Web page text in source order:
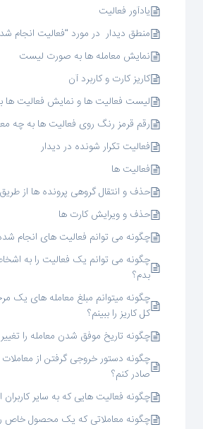
یادآور فعالیت
منطق دیدار در مورد “فعالیت انجام
نمایش معامله ها به صورت لیست
کاریز کارت و کاربرد آن
لیست فعالیت ها و نمایش فعالیت ها
رقم قرمز رنگ روی فعالیت ها به چه
فعالیت تکرار شونده در دیدار
فعالیت ها
حذف و انتقال گروهی پرونده ها از
حذف و ویرایش کارت ها
چگونه می توانم فعالیت های انجام
چگونه می توانم یک فعالیت را به
بدم؟
چگونه میتوانم مبلغ معامله های یک
کل کاریز را ببینم؟
چگونه تاریخ موفق شدن معامله را
چگونه دستور خروجی گرفتن از
صادر کنم؟
چگونه فعالیت هایی که به سایر کاربران
چگونه معاملاتی که یک محصول خاص را